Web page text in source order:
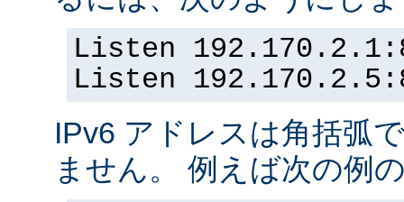
Listen
Listen
IPv6 アドレスは角括弧
ません。 例えば次の例